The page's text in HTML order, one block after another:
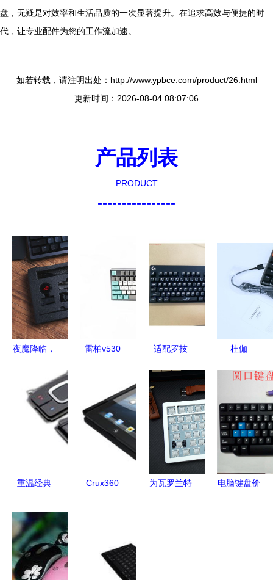
盘，无疑是对效率和生活品质的一次显著提升。在追求高效与便捷的时
代，让专业配件为您的工作流加速。
如若转载，请注明出处：http://www.ypbce.com/product/26.html
更新时间：2026-08-04 08:07:06
产品列表
PRODUCT
----------------
夜魔降临，
ROG夜魔
机械键盘深
度评测
雷柏v530
析
适配罗技
光键帽与机
械键盘空格
键配件指南
杜伽
巧身材下的
品质性能与
精良配件
重温经典
6500s黑色
键盘手机及
其配件情怀
Crux360
盘的新选择
为瓦罗兰特
电脑键盘价